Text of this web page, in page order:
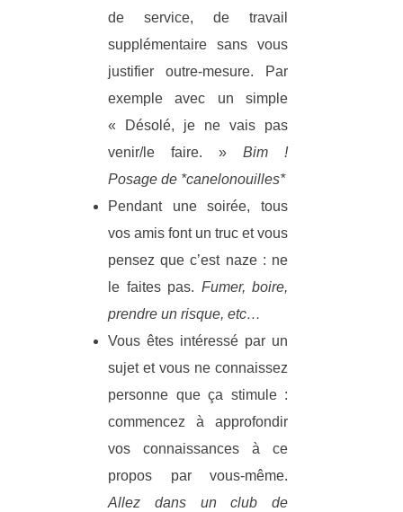
de service, de travail
supplémentaire sans vous
justifier outre-mesure. Par
exemple avec un simple
« Désolé, je ne vais pas
venir/le faire. » Bim !
Posage de *canelonouilles*
Pendant une soirée, tous
vos amis font un truc et vous
pensez que c’est naze : ne
le faites pas. Fumer, boire,
prendre un risque, etc…
Vous êtes intéressé par un
sujet et vous ne connaissez
personne que ça stimule :
commencez à approfondir
vos connaissances à ce
propos par vous-même.
Allez dans un club de